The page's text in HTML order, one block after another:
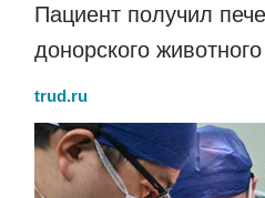
Пациент получил
донорского животного
trud.ru